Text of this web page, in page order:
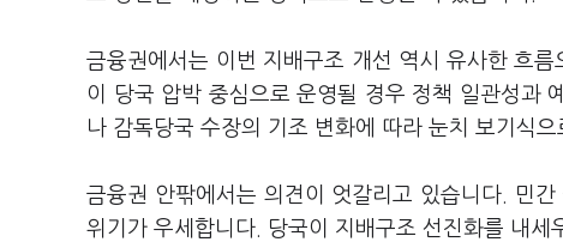
금융권에서는 이번 지배구조 개선 역시 유사한 흐
이 당국 압박 중심으로 운영될 경우 정책 일관성과
나 감독당국 수장의 기조 변화에 따라 눈치 보기식
금융권 안팎에서는 의견이 엇갈리고 있습니다. 민
위기가 우세합니다. 당국이 지배구조 선진화를 내